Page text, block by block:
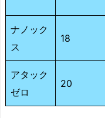
ナノック
ス
18
アタック
ゼロ
20